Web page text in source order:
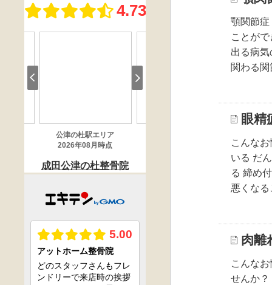
顎関節症
ことが
出る病
関わる
眼精
こんな
いる だ
る 締め
悪くな
肉離
こんな
せんか？